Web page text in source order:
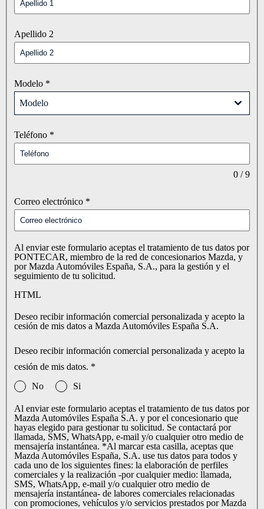
Apellido 2
Modelo *
Modelo
Teléfono *
0 / 9
Correo electrónico *
Al enviar este formulario aceptas el tratamiento de tus datos por
PONTECAR, miembro de la red de concesionarios Mazda, y
por Mazda Automóviles España, S.A., para la gestión y el
seguimiento de tu solicitud.
HTML
Deseo recibir información comercial personalizada y acepto la
cesión de mis datos a Mazda Automóviles España S.A.
Deseo recibir información comercial personalizada y acepto la
cesión de mis datos. *
No
Si
Al enviar este formulario aceptas el tratamiento de tus datos por
Mazda Automóviles España S.A. y por el concesionario que
hayas elegido para gestionar tu solicitud. Se contactará por
llamada, SMS, WhatsApp, e-mail y/o cualquier otro medio de
mensajería instantánea. *Al marcar esta casilla, aceptas que
Mazda Automóviles España, S.A. use tus datos para todos y
cada uno de los siguientes fines: la elaboración de perfiles
comerciales y la realización -por cualquier medio: llamada,
SMS, WhatsApp, e-mail y/o cualquier otro medio de
mensajería instantánea- de labores comerciales relacionadas
con promociones, vehículos y/o servicios prestados por Mazda